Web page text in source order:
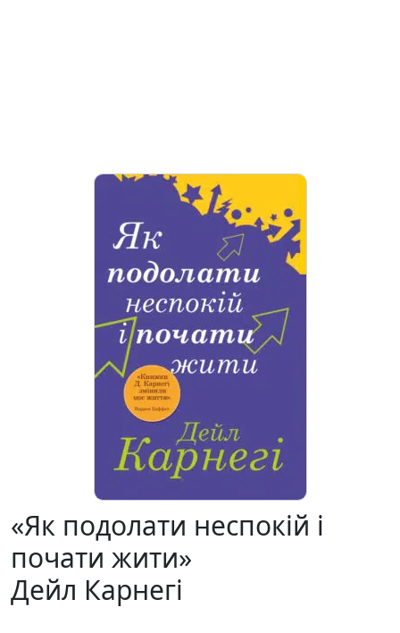
«Як подолати неспокій і
почати жити»
Дейл Карнегі